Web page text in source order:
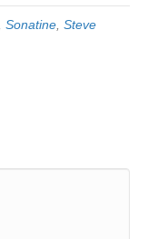
Sonatine Steve